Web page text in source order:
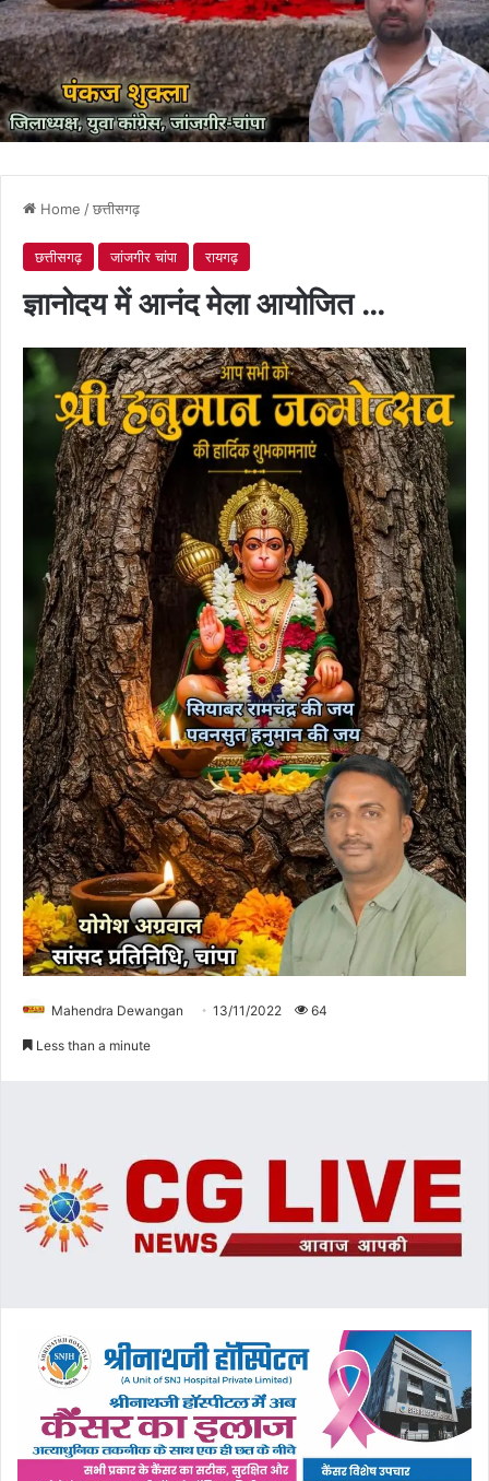
Home /छत्तीसगढ़
छत्तीसगढ़ जांजगीर चांपा रायगढ़
ज्ञानोदय में आनंद मेला आयोजित …
Mahendra Dewangan 13/11/2022 64
Less than a minute